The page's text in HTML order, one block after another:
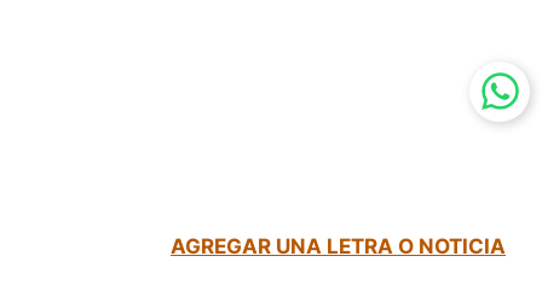
AGREGAR UNA LETRA O NOTICIA